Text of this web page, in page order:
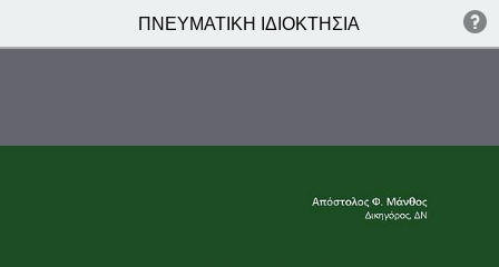
ΠΝΕΥΜΑΤΙΚΗ ΙΔΙΟΚΤΗΣΙΑ